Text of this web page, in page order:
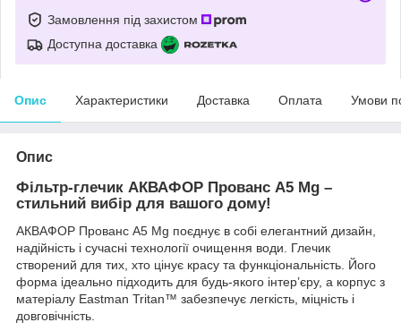
Замовлення під захистом
Доступна доставка
Опис Характеристики Доставка Оплата Умови
Опис
Фільтр-глечик АКВАФОР Прованс А5 Mg –
стильний вибір для вашого дому!
АКВАФОР Прованс А5 Mg поєднує в собі елегантний дизайн,
надійність і сучасні технології очищення води. Глечик
створений для тих, хто цінує красу та функціональність. Його
форма ідеально підходить для будь-якого інтер’єру, а корпус з
матеріалу Eastman Tritan™ забезпечує легкість, міцність і
довговічність.